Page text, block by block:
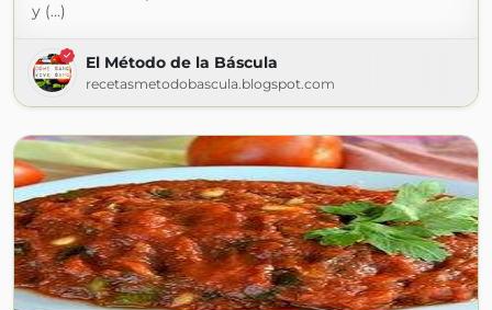
y (...)
El Método de la Báscula
recetasmetodobascula.blogspot.com